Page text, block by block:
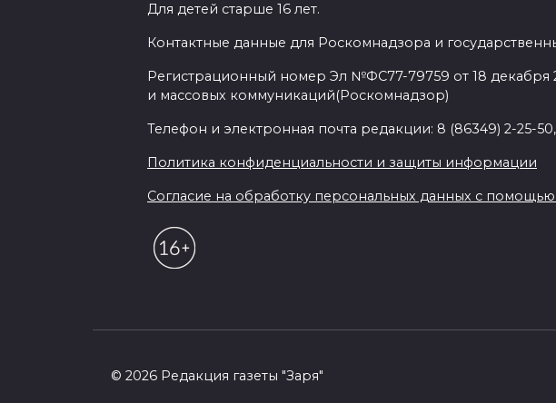
Для детей старше 16 лет.
Контактные данные для Роскомнадзора и
Регистрационный номер Эл №ФС77-79759 от 18
и массовых коммуникаций(Роскомнадзор)
Телефон и электронная почта редакции: 8 (86349) 2-25-
Политика конфиденциальности и защиты информации
Согласие на обработку персональных данных с
© 2026 Редакция газеты "Заря"